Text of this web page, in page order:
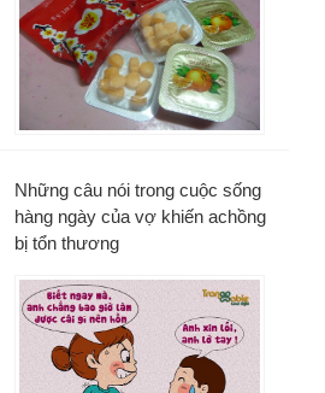
Những câu nói trong cuộc sống
hàng ngày của vợ khiến achồng
bị tổn thương